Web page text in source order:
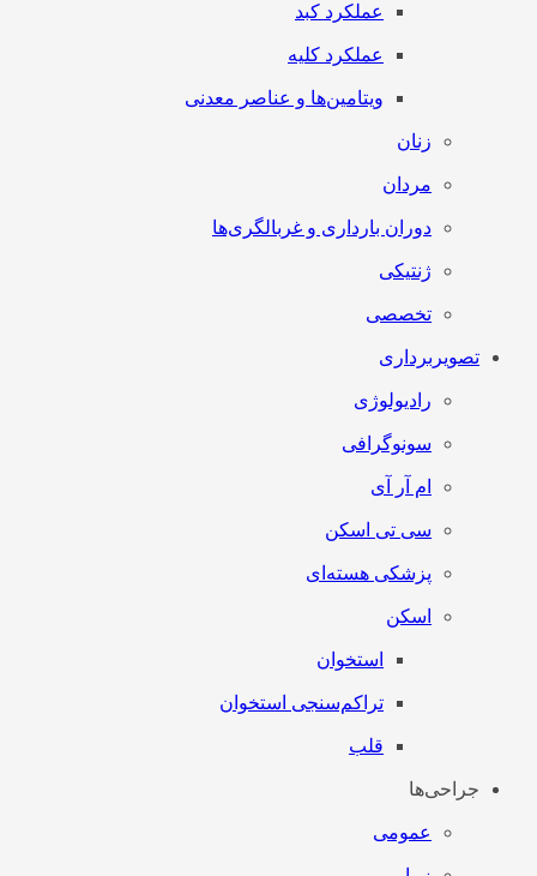
عملکرد کبد
عملکرد کلیه
ویتامین‌ها و عناصر معدنی
زنان
مردان
دوران بارداری و غربالگری‌ها
ژنتیکی
تخصصی
تصویربرداری
رادیولوژی
سونوگرافی
ام آر آی
سی تی اسکن
پزشکی هسته‌ای
اسکن
استخوان
تراکم‌سنجی استخوان
قلب
جراحی‌ها
عمومی